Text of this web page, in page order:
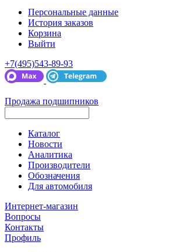
Персональные данные
История заказов
Корзина
Выйти
+7(495)543-89-93
Продажа подшипников
Каталог
Новости
Аналитика
Производители
Обозначения
Для автомобиля
Интернет-магазин
Вопросы
Контакты
Профиль